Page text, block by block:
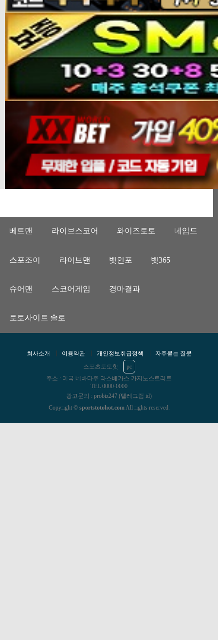
베트맨 라이브스코어 와이즈토토 네임드
스포조이 라이브맨 벳인포 벳365
슈어맨 스코어게임 경마결과
토토사이트 솔로
회사소개 이용약관 개인정보취급정책
자주묻는 질문
스포츠토토핫
pc
주소 : 미국 네바다주 라스베가스 카지노스트리트
TEL 0000-0000
광고문의 : probiz247 (텔레그램 id)
Copyright © sportstotohot.comAll rights reserved.